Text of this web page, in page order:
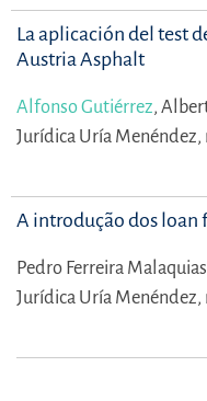
La aplicación del test
Austria Asphalt
Alfonso Gutiérrez,
Jurídica Uría Menéndez,
A introdução dos loan
Pedro Ferreira
Jurídica Uría Menéndez,